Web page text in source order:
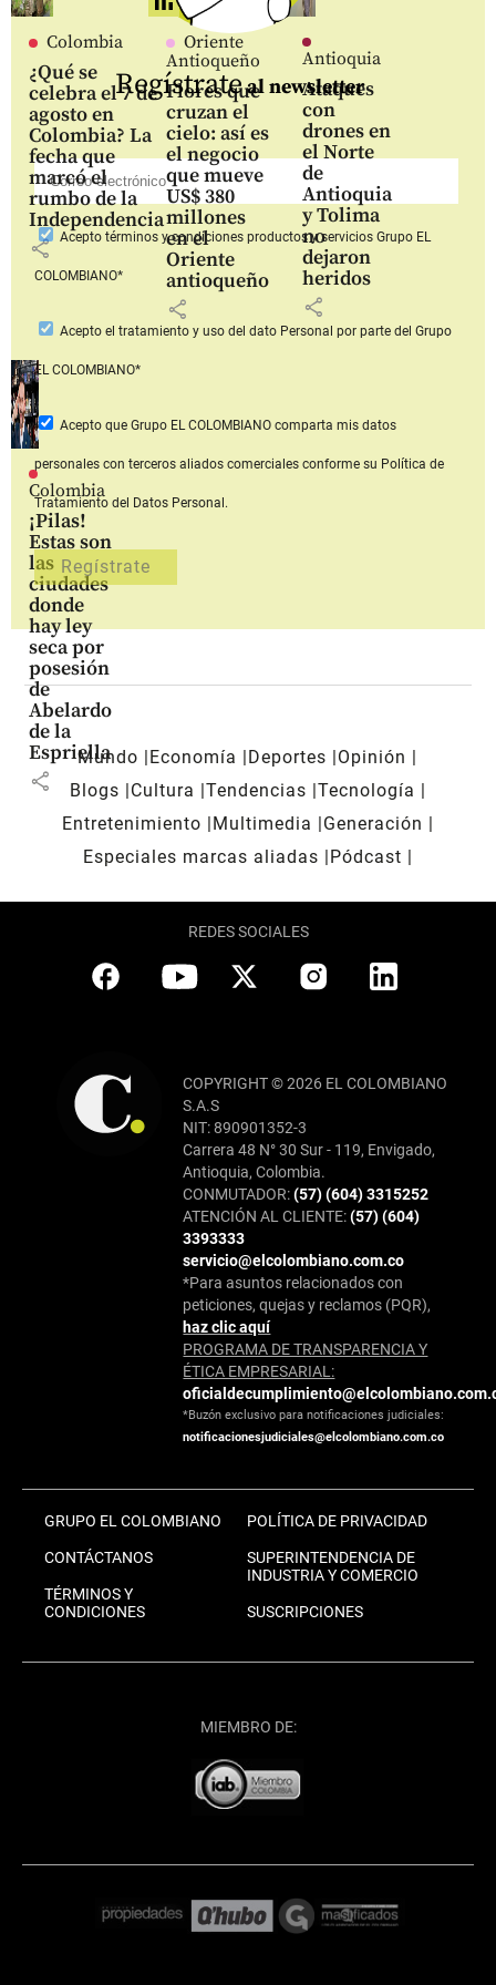
Colombia
¿Qué se
celebra el 7 de
agosto en
Colombia? La
fecha que
marcó el
rumbo de la
Independencia
share
Oriente
Antioqueño
Flores que
cruzan el
cielo: así es
el negocio
que mueve
US$ 380
millones
en el
Oriente
antioqueño
share
Antioquia
Ataques
con
drones en
el Norte
de
Antioquia
y Tolima
no
dejaron
heridos
share
Colombia
¡Pilas!
Estas son
las
ciudades
donde
hay ley
seca por
posesión
de
Abelardo
de la
Espriella
share
Regístrateal newsletter
Aceptotérminos y condiciones productos y serviciosGrupo EL
COLOMBIANO*
Acepto el tratamiento y uso del dato Personal por parte del Grupo
EL COLOMBIANO*
Acepto que Grupo EL COLOMBIANOcomparta mis datos
personales con terceros aliados comerciales conforme su Política de
Tratamiento del Datos Personal.
Mundo Economía Deportes
Opinión
Blogs
Cultura Tendencias Tecnología
Entretenimiento
Multimedia
Generación
Especiales marcas aliadas
Pódcast
REDES SOCIALES
COPYRIGHT © 2026 EL COLOMBIANO
S.A.S
NIT: 890901352-3
Carrera 48 N° 30 Sur - 119, Envigado,
Antioquia, Colombia.
CONMUTADOR:(57) (604) 3315252
ATENCIÓN AL CLIENTE:(57) (604)
3393333
servicio@elcolombiano.com.co
*Para asuntos relacionados con
peticiones, quejas y reclamos (PQR),
haz clic aquí
PROGRAMA DE TRANSPARENCIA Y
ÉTICA EMPRESARIAL:
*Buzón exclusivo para notificaciones judiciales:
notificacionesjudiciales@elcolombiano.com.co
GRUPO EL COLOMBIANO
CONTÁCTANOS
TÉRMINOS Y
CONDICIONES
POLÍTICA DE PRIVACIDAD
SUPERINTENDENCIA DE
INDUSTRIA Y COMERCIO
SUSCRIPCIONES
MIEMBRO DE: